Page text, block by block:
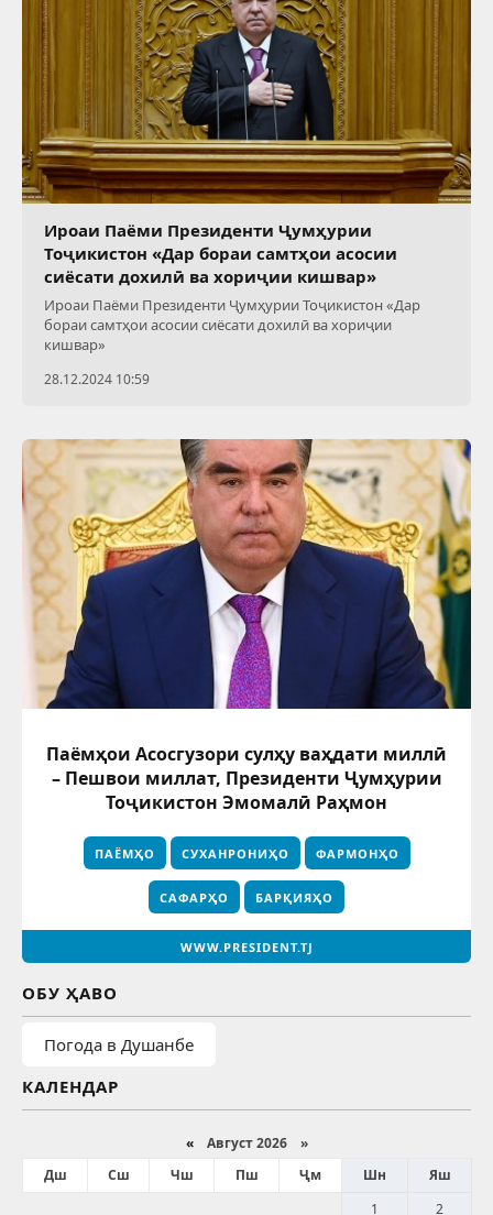
Ироаи Паёми Президенти Ҷумҳурии
Тоҷикистон «Дар бораи самтҳои асосии
сиёсати дохилӣ ва хориҷии кишвар»
Ироаи Паёми Президенти Ҷумҳурии Тоҷикистон «Дар
бораи самтҳои асосии сиёсати дохилӣ ва хориҷии
кишвар»
28.12.2024 10:59
Паёмҳои Асосгузори сулҳу ваҳдати миллӣ
– Пешвои миллат, Президенти Ҷумҳурии
Тоҷикистон Эмомалӣ Раҳмон
ПАЁМҲО СУХАНРОНИҲО ФАРМОНҲО
САФАРҲО БАРҚИЯҲО
WWW.PRESIDENT.TJ
ОБУ ҲАВО
Погода в Душанбе
КАЛЕНДАР
«Август 2026 »
Дш
Сш Чш Пш Ҷм Шн
Яш
1
2